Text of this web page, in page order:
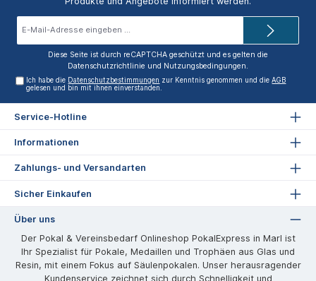
Diese Seite ist durch reCAPTCHA geschützt und es gelten die
Datenschutzrichtlinie und Nutzungsbedingungen.
Ich habe die Datenschutzbestimmungen zur Kenntnis genommen und dieAGB
gelesen und bin mit ihnen einverstanden.
Service-Hotline
Informationen
Zahlungs- und Versandarten
Sicher Einkaufen
Über uns
Der Pokal & Vereinsbedarf Onlineshop PokalExpress in Marl ist
Ihr Spezialist für Pokale, Medaillen und Trophäen aus Glas und
Resin, mit einem Fokus auf Säulenpokalen. Unser herausragender
Kundenservice zeichnet sich durch Schnelligkeit und